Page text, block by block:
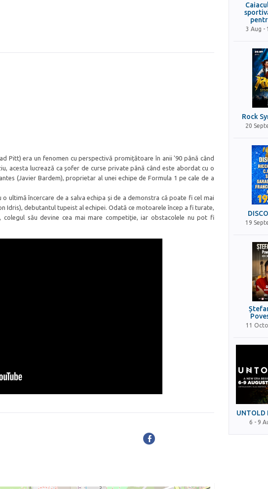
Pitt) era un fenomen cu perspectivă promițătoare în anii '90 până când
acesta lucrează ca șofer de curse private până când este abordat cu o
(Javier Bardem), proprietar al unei echipe de Formula 1 pe cale de a
ultimă încercare de a salva echipa și de a demonstra că poate fi cel mai
Idris), debutantul tupeist al echipei. Odată ce motoarele încep a fi turate,
colegul său devine cea mai mare competiţie, iar obstacolele nu pot fi
3 Aug -
Rock
20
19
11
UNTOLD
6 - 9